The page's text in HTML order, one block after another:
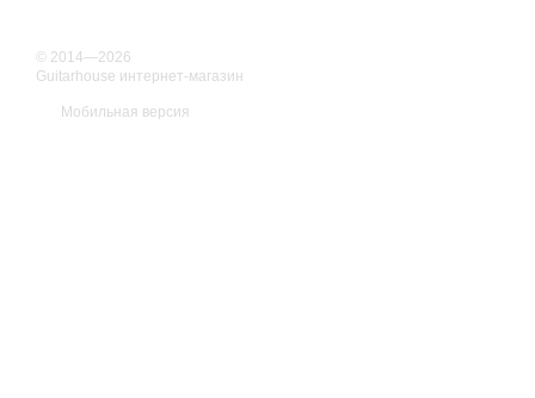
© 2014—2026
Guitarhouse интернет-магазин
Мобильная версия